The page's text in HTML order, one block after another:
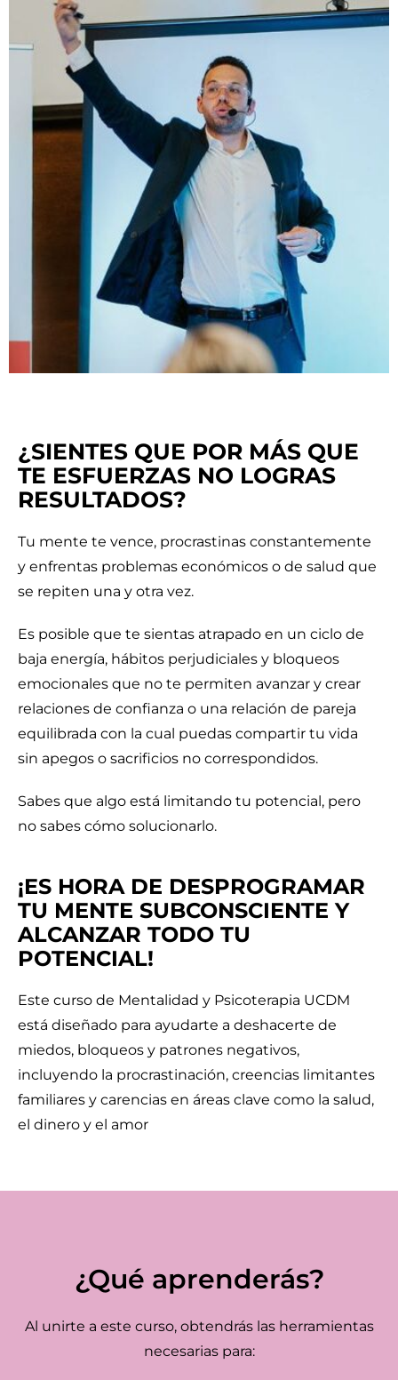
¿SIENTES QUE POR MÁS QUE
TE ESFUERZAS NO LOGRAS
RESULTADOS?
Tu mente te vence, procrastinas constantemente
y enfrentas problemas económicos o de salud que
se repiten una y otra vez.
Es posible que te sientas atrapado en un ciclo de
baja energía, hábitos perjudiciales y bloqueos
emocionales que no te permiten avanzar y crear
relaciones de confianza o una relación de pareja
equilibrada con la cual puedas compartir tu vida
sin apegos o sacrificios no correspondidos.
Sabes que algo está limitando tu potencial, pero
no sabes cómo solucionarlo.
¡ES HORA DE DESPROGRAMAR
TU MENTE SUBCONSCIENTE Y
ALCANZAR TODO TU
POTENCIAL!
Este curso de Mentalidad y Psicoterapia UCDM
está diseñado para ayudarte a deshacerte de
miedos, bloqueos y patrones negativos,
incluyendo la procrastinación, creencias limitantes
familiares y carencias en áreas clave como la salud,
el dinero y el amor
¿Qué aprenderás?
Al unirte a este curso, obtendrás las herramientas
necesarias para: